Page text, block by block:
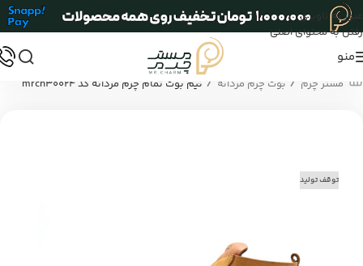
عبور به ناوبری
رفتن به محتوای اصلی
منو
مستر چرم / بوت چرم مردانه / نیم بوت تمام چرم مردانه کد mrch30024
توقف تولید